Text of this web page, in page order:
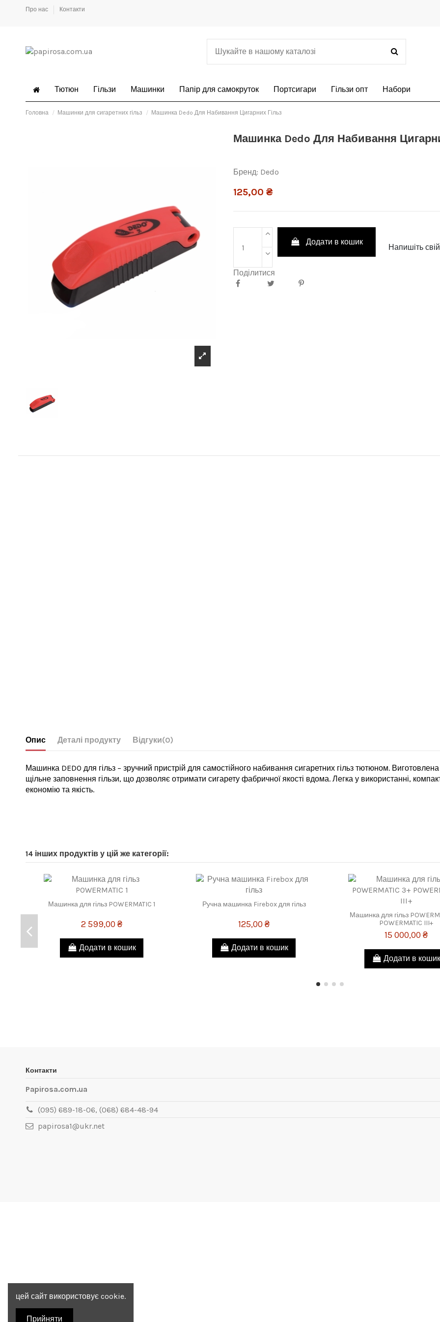
Про нас Контакти
Тютюн Гільзи Машинки Папір для самокруток Портсигари Гільзи опт Набори
Головна Машинки для сигаретних гільз Машинка Dedo Для Набивання Цигарних Гільз
Машинка Dedo Для Набивання
Бренд: Dedo
125,00 ₴
Додати в кошик
Напишіть свій
Поділитися
Опис Деталі продукту Відгуки(0)
Машинка DEDO для гільз – зручний пристрій для самостійного набивання сигаретних гільз тютюном.
щільне заповнення гільзи, що дозволяє отримати сигарету фабричної якості вдома. Легка у використанні,
економію та якість.
14 інших продуктів у цій же категорії:
Машинка для гільз POWERMATIC 1
2 599,00 ₴
Додати в кошик
Ручна машинка Firebox для гільз
125,00 ₴
Додати в кошик
Машинка для гільз
POWERMATIC III+
15 000,00 ₴
Додати в кошик
Контакти
Papirosa.com.ua
(095) 689-18-06, (068) 684-48-94
papirosa1@ukr.net
цей сайт використовує cookie.
Прийняти